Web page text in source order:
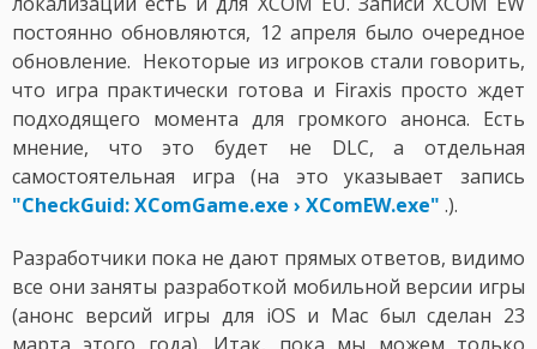
постоянно обновляются, 12 апреля было очередное
обновление. Некоторые из игроков стали говорить,
что игра практически готова и Firaxis просто ждет
подходящего момента для громкого анонса. Есть
мнение, что это будет не DLC, а отдельная
самостоятельная игра (на это указывает запись
"CheckGuid: XComGame.exe › XComEW.exe" .).
Разработчики пока не дают прямых ответов, видимо
все они заняты разработкой мобильной версии игры
(анонс версий игры для iOS и Mac был сделан 23